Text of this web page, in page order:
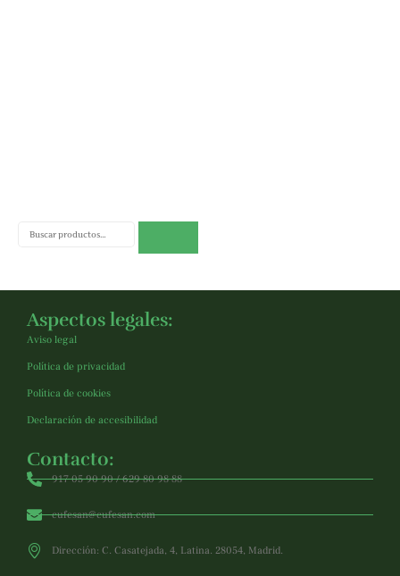
Aspectos legales:
Aviso legal
Política de privacidad
Política de cookies
Declaración de accesibilidad
Contacto:
917 05 90 90 / 629 80 98 88
cufesan@cufesan.com
Dirección: C. Casatejada, 4, Latina. 28054, Madrid.